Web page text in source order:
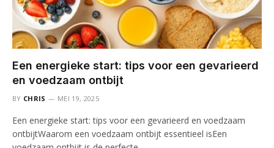
Een energieke start: tips voor een gevarieerd
en voedzaam ontbijt
BY CHRIS MEI 19, 2025
Een energieke start: tips voor een gevarieerd en voedzaam
ontbijtWaarom een voedzaam ontbijt essentieel isEen